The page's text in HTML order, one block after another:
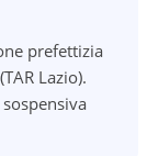
prefettizia
Lazio).